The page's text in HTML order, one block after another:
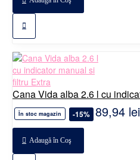
Cana Vida alba 2.6 l cu
În stoc magazin -15% 89,94 lei
Adaugă în Coş